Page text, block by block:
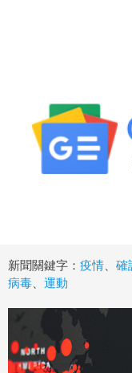
新聞關鍵字： 疫情 確
病毒
運動